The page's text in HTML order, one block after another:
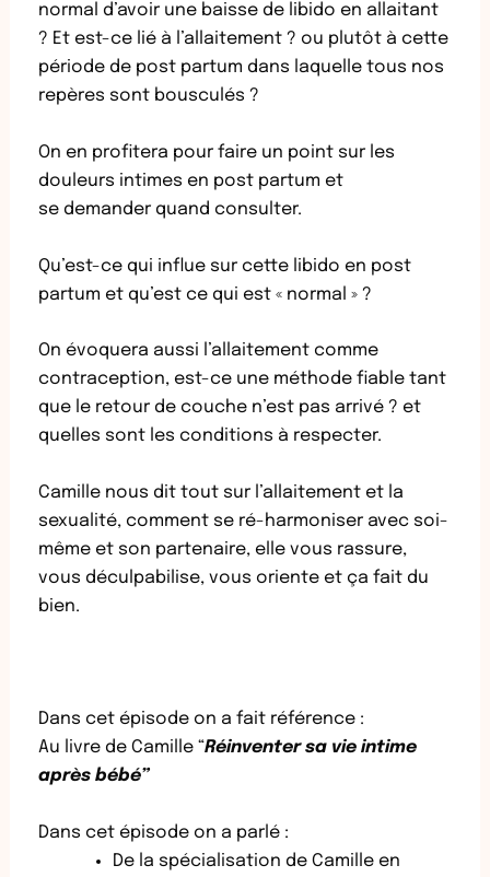
normal d’avoir une baisse de libido en allaitant
? Et est-ce lié à l’allaitement ? ou plutôt à cette
période de post partum dans laquelle tous nos
repères sont bousculés ?
On en profitera pour faire un point sur les
douleurs intimes en post partum et
se demander quand consulter.
Qu’est-ce qui influe sur cette libido en post
partum et qu’est ce qui est « normal » ?
On évoquera aussi l’allaitement comme
contraception, est-ce une méthode fiable tant
que le retour de couche n’est pas arrivé ? et
quelles sont les conditions à respecter.
Camille nous dit tout sur l’allaitement et la
sexualité, comment se ré-harmoniser avec soi-
même et son partenaire, elle vous rassure,
vous déculpabilise, vous oriente et ça fait du
bien.
Dans cet épisode on a fait référence :
Au livre de Camille “Réinventer sa vie intime
après bébé”
Dans cet épisode on a parlé :
De la spécialisation de Camille en